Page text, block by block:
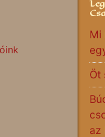
Mi
Öt
az